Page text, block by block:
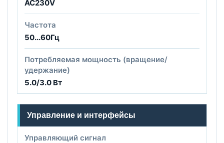
AC230V
Частота
50...60Гц
Потребляемая мощность (вращение/
удержание)
5.0/3.0 Вт
Управление и интерфейсы
Управляющий сигнал